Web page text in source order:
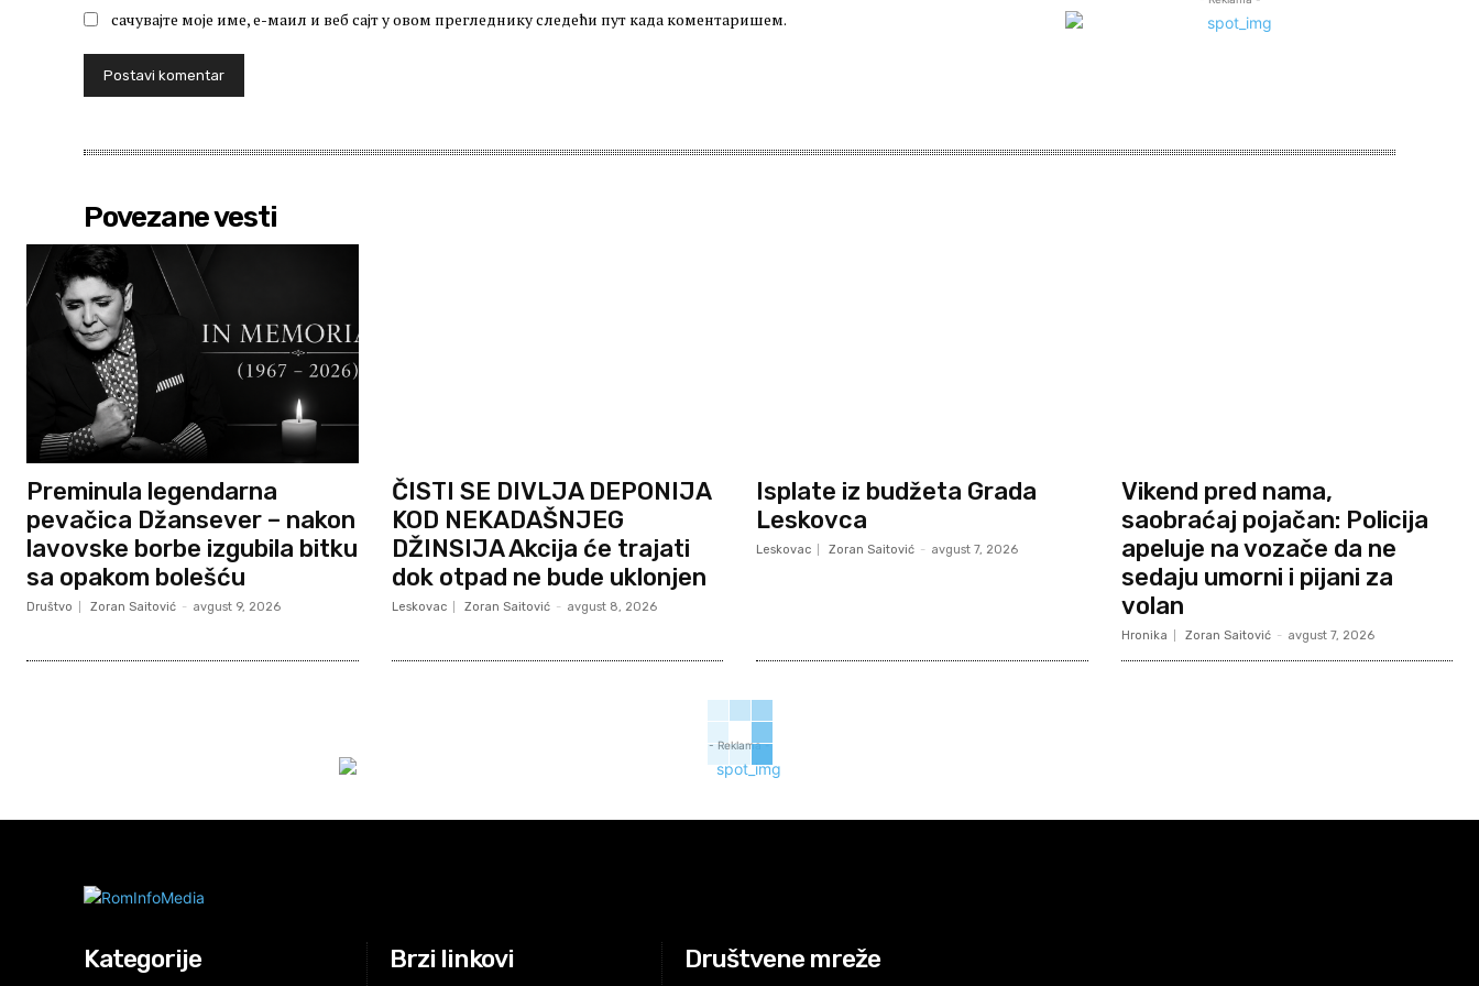
сачувајте моје име, е-маил и веб сајт у овом прегледнику следећи пут када коментаришем.
Povezane vesti
Preminula legendarna
pevačica Džansever – nakon
lavovske borbe izgubila bitku
sa opakom bolešću
Društvo Zoran Saitović - avgust 9, 2026
ČISTI SE DIVLJA DEPONIJA
KOD NEKADAŠNJEG
DŽINSIJA Akcija će trajati
dok otpad ne bude uklonjen
Leskovac Zoran Saitović - avgust 8, 2026
Isplate iz budžeta Grada
Leskovca
Leskovac Zoran Saitović - avgust 7, 2026
Vikend pred nama,
saobraćaj pojačan: Policija
apeluje na vozače da ne
sedaju umorni i pijani za
volan
Hronika Zoran Saitović - avgust 7, 2026
- Reklama -
Kategorije Brzi linkovi Društvene mreže